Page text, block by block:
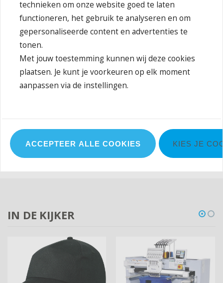
Behandeling
Strijken met een maximale temperatuur van 150°C
Maximale wastemperatuur 60 °C, normale was
Niet bleken
Niet stomen
Drogen in de droogtrommel mogelijk
normale temperatuur: 80°C
IN DE KIJKER
technieken om onze website goed te laten
functioneren, het gebruik te analyseren en om
gepersonaliseerde content en advertenties te
tonen.
Met jouw toestemming kunnen wij deze cookies
plaatsen. Je kunt je voorkeuren op elk moment
aanpassen via de instellingen.
ACCEPTEER ALLE COOKIES KIES JE